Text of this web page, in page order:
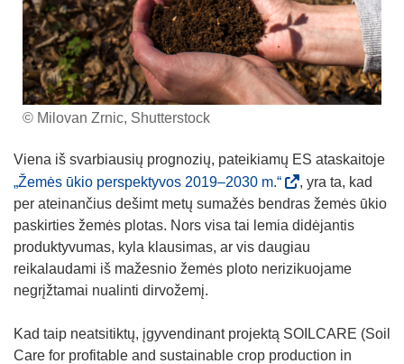
© Milovan Zrnic, Shutterstock
Viena iš svarbiausių prognozių, pateikiamų ES ataskaitoje
„Žemės ūkio perspektyvos 2019–2030 m.“(
o
p
e
n
n
n
, yra ta, kad
per ateinančius dešimt metų sumažės bendras žemės ūkio
paskirties žemės plotas. Nors visa tai lemia didėjantis
produktyvumas, kyla klausimas, ar vis daugiau
reikalaudami iš mažesnio žemės ploto nerizikuojame
negrįžtamai nualinti dirvožemį.
Kad taip neatsitiktų, įgyvendinant projektą SOILCARE (Soil
Care for profitable and sustainable crop production in